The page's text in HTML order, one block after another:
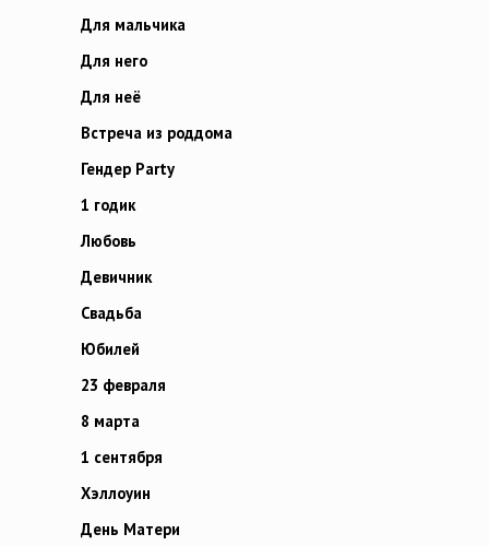
Для мальчика
Для него
Для неё
Встреча из роддома
Гендер Party
1 годик
Любовь
Девичник
Свадьба
Юбилей
23 февраля
8 марта
1 сентября
Хэллоуин
День Матери